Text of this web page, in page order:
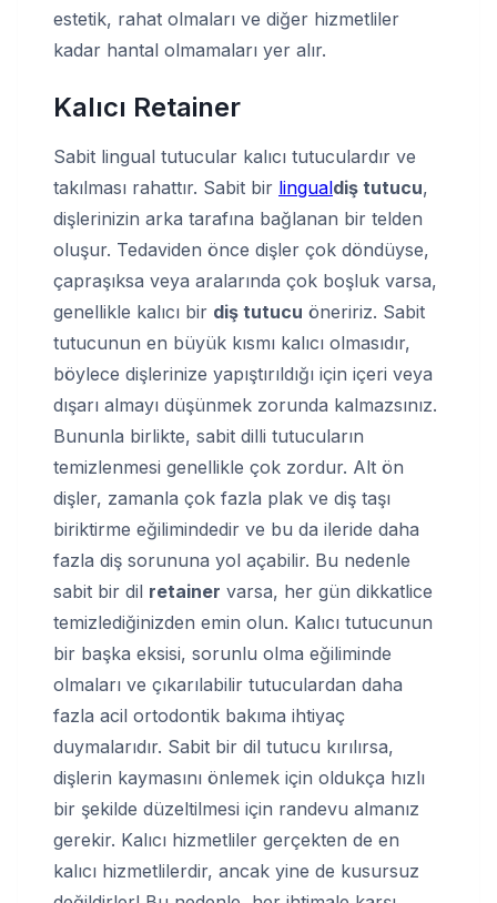
estetik, rahat olmaları ve diğer hizmetliler
kadar hantal olmamaları yer alır.
Kalıcı Retainer
Sabit lingual tutucular kalıcı tutuculardır ve
takılması rahattır. Sabit bir lingualdiş tutucu,
dişlerinizin arka tarafına bağlanan bir telden
oluşur. Tedaviden önce dişler çok döndüyse,
çapraşıksa veya aralarında çok boşluk varsa,
genellikle kalıcı bir diş tutucu öneririz. Sabit
tutucunun en büyük kısmı kalıcı olmasıdır,
böylece dişlerinize yapıştırıldığı için içeri veya
dışarı almayı düşünmek zorunda kalmazsınız.
Bununla birlikte, sabit dilli tutucuların
temizlenmesi genellikle çok zordur. Alt ön
dişler, zamanla çok fazla plak ve diş taşı
biriktirme eğilimindedir ve bu da ileride daha
fazla diş sorununa yol açabilir. Bu nedenle
sabit bir dil retainer varsa, her gün dikkatlice
temizlediğinizden emin olun. Kalıcı tutucunun
bir başka eksisi, sorunlu olma eğiliminde
olmaları ve çıkarılabilir tutuculardan daha
fazla acil ortodontik bakıma ihtiyaç
duymalarıdır. Sabit bir dil tutucu kırılırsa,
dişlerin kaymasını önlemek için oldukça hızlı
bir şekilde düzeltilmesi için randevu almanız
gerekir. Kalıcı hizmetliler gerçekten de en
kalıcı hizmetlilerdir, ancak yine de kusursuz